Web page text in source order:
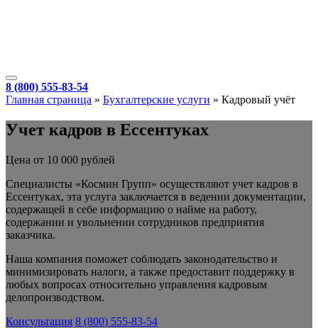
8 (800) 555-83-54
Главная страница » Бухгалтерские услуги » Кадровый учёт
Учет кадров в Ессентуках
Цена от 10 000 рублей
Специалисты «Космин Групп» осуществляют учет кадров в
Ессентуках, эта услуга заключается в ведении документации,
содержащей в себе информацию о найме на работу,
содержании и увольнении сотрудников предприятия
заказчика.
Наша компания поможет соблюдать законодательство и
минимизировать налоги, а также предоставит поддержку в
любых вопросах относительно управления кадровым
делопроизводством.
Консультация 8 (800) 555-83-54